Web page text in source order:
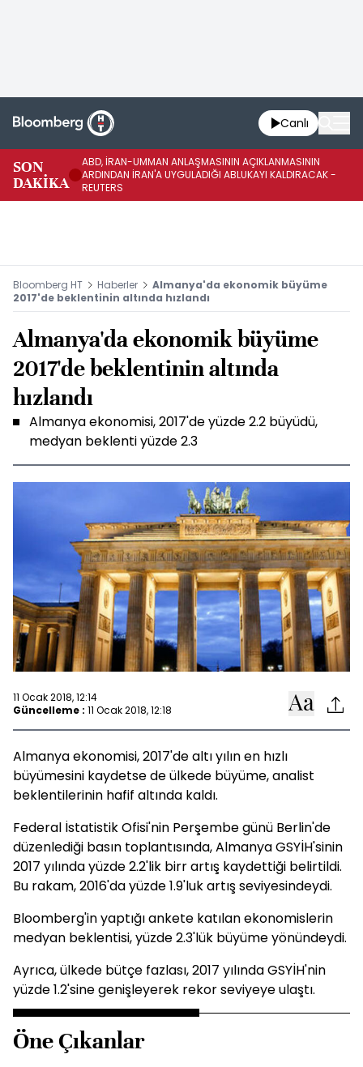
Canlı
SON
DAKİKA
ABD, İRAN-UMMAN ANLAŞMASININ AÇIKLANMASININ
ARDINDAN İRAN'A UYGULADIĞI ABLUKAYI KALDIRACAK -
REUTERS
Bloomberg HT Haberler
Almanya'da ekonomik büyüme
2017'de beklentinin altında hızlandı
Almanya'da ekonomik büyüme
2017'de beklentinin altında
hızlandı
Almanya ekonomisi, 2017'de yüzde 2.2 büyüdü,
medyan beklenti yüzde 2.3
11 Ocak 2018, 12:14
Güncelleme : 11 Ocak 2018, 12:18
Almanya ekonomisi, 2017'de altı yılın en hızlı
büyümesini kaydetse de ülkede büyüme, analist
beklentilerinin hafif altında kaldı.
Federal İstatistik Ofisi'nin Perşembe günü Berlin'de
düzenlediği basın toplantısında, Almanya GSYİH'sinin
2017 yılında yüzde 2.2'lik birr artış kaydettiği belirtildi.
Bu rakam, 2016'da yüzde 1.9'luk artış seviyesindeydi.
Bloomberg'in yaptığı ankete katılan ekonomislerin
medyan beklentisi, yüzde 2.3'lük büyüme yönündeydi.
Ayrıca, ülkede bütçe fazlası, 2017 yılında GSYİH'nin
yüzde 1.2'sine genişleyerek rekor seviyeye ulaştı.
Öne Çıkanlar